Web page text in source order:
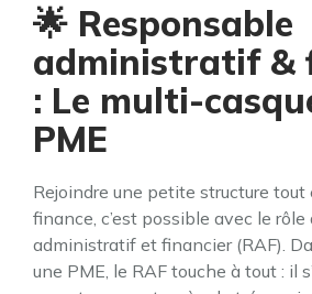
🌟 Responsable
administratif &
: Le multi-
PME
Rejoindre une petite structure
finance, c’est possible avec le
administratif et financier (RAF).
une PME, le RAF touche à tout : il